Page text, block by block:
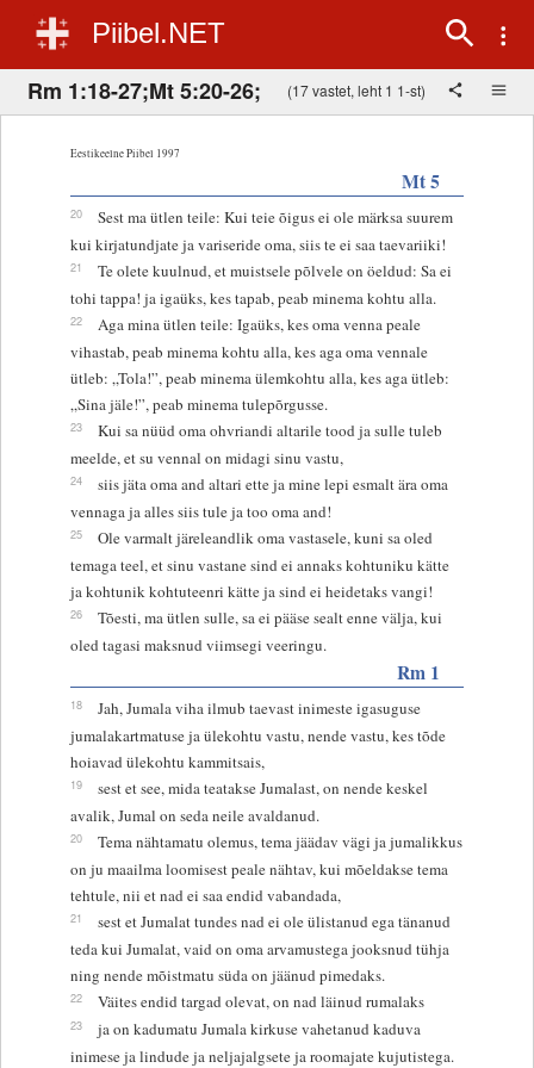
Piibel.NET
Rm 1:18-27;Mt 5:20-26; (17 vastet, leht 1 1-st)
Eestikeelne Piibel 1997
Mt 5
20
Sest ma ütlen teile: Kui teie õigus ei ole märksa suurem
kui kirjatundjate ja variseride oma, siis te ei saa taevariiki!
21
Te olete kuulnud, et muistsele põlvele on öeldud: Sa ei
tohi tappa! ja igaüks, kes tapab, peab minema kohtu alla.
22
Aga mina ütlen teile: Igaüks, kes oma venna peale
vihastab, peab minema kohtu alla, kes aga oma vennale
ütleb: „Tola!”, peab minema ülemkohtu alla, kes aga ütleb:
„Sina jäle!”, peab minema tulepõrgusse.
23
Kui sa nüüd oma ohvriandi altarile tood ja sulle tuleb
meelde, et su vennal on midagi sinu vastu,
24
siis jäta oma and altari ette ja mine lepi esmalt ära oma
vennaga ja alles siis tule ja too oma and!
25
Ole varmalt järeleandlik oma vastasele, kuni sa oled
temaga teel, et sinu vastane sind ei annaks kohtuniku kätte
ja kohtunik kohtuteenri kätte ja sind ei heidetaks vangi!
26
Tõesti, ma ütlen sulle, sa ei pääse sealt enne välja, kui
oled tagasi maksnud viimsegi veeringu.
Rm 1
18
Jah, Jumala viha ilmub taevast inimeste igasuguse
jumalakartmatuse ja ülekohtu vastu, nende vastu, kes tõde
hoiavad ülekohtu kammitsais,
19
sest et see, mida teatakse Jumalast, on nende keskel
avalik, Jumal on seda neile avaldanud.
20
Tema nähtamatu olemus, tema jäädav vägi ja jumalikkus
on ju maailma loomisest peale nähtav, kui mõeldakse tema
tehtule, nii et nad ei saa endid vabandada,
21
sest et Jumalat tundes nad ei ole ülistanud ega tänanud
teda kui Jumalat, vaid on oma arvamustega jooksnud tühja
ning nende mõistmatu süda on jäänud pimedaks.
22 Väites endid targad olevat, on nad läinud rumalaks
23
ja on kadumatu Jumala kirkuse vahetanud kaduva
inimese ja lindude ja neljajalgsete ja roomajate kujutistega.